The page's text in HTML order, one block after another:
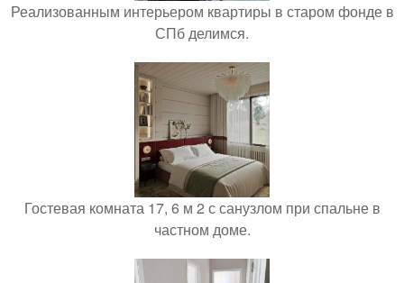
Реализованным интерьером квартиры в старом фонде в
СПб делимся.
Гостевая комната 17, 6 м 2 с санузлом при спальне в
частном доме.